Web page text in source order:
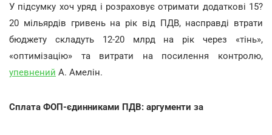
У підсумку хоч уряд і розраховує отримати додаткові 15?
20 мільярдів гривень на рік від ПДВ, насправді втрати
бюджету складуть 12-20 млрд на рік через «тінь»,
«оптимізацію» та витрати на посилення контролю,
упевнений А. Амелін.
Сплата ФОП-єдинниками ПДВ: аргументи за